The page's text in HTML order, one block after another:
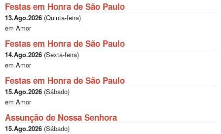
Festas em Honra de São Paulo
13.Ago.2026 (Quinta-feira)
em Amor
Festas em Honra de São Paulo
14.Ago.2026 (Sexta-feira)
em Amor
Festas em Honra de São Paulo
15.Ago.2026 (Sábado)
em Amor
Assunção de Nossa Senhora
15.Ago.2026 (Sábado)